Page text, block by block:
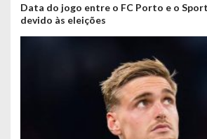
Data do jogo entre o FC Porto e o
devido às eleições